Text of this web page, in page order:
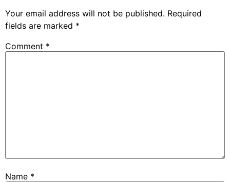
Your email address will not be published. Required
fields are marked *
Comment *
Name *